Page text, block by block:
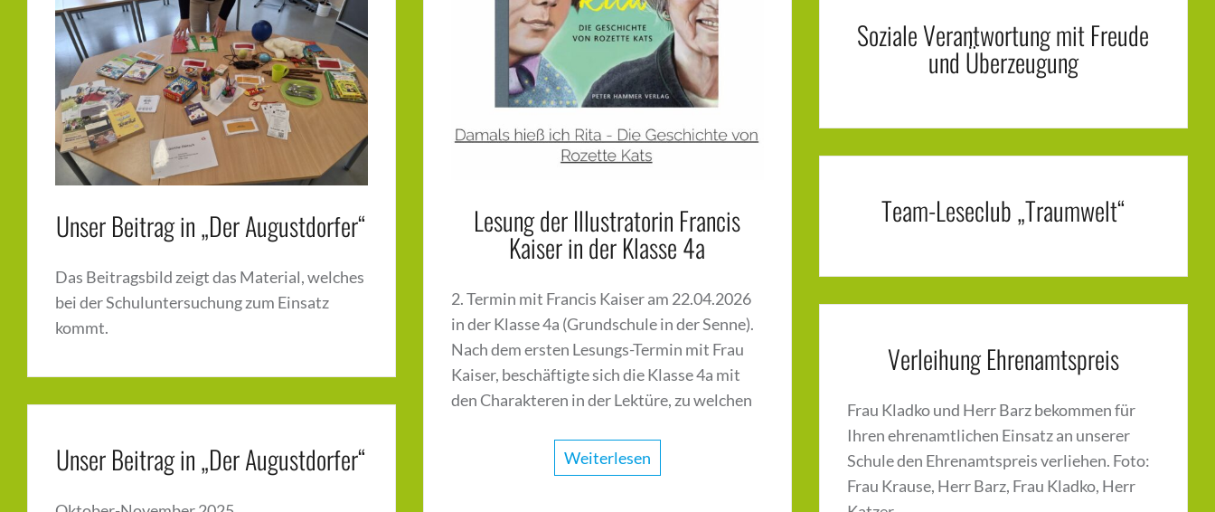
Lesung der Illustratorin Francis
Kaiser in der Klasse 4a
2. Termin mit Francis Kaiser am 22.04.2026
in der Klasse 4a (Grundschule in der Senne).
Nach dem ersten Lesungs-Termin mit Frau
Kaiser, beschäftigte sich die Klasse 4a mit
den Charakteren in der Lektüre, zu welchen
Weiterlesen
Soziale Verantwortung mit Freude
und Überzeugung
Unser Beitrag in „Der Augustdorfer“
Das Beitragsbild zeigt das Material, welches
bei der Schuluntersuchung zum Einsatz
kommt.
Team-Leseclub „Traumwelt“
Verleihung Ehrenamtspreis
Frau Kladko und Herr Barz bekommen für
Ihren ehrenamtlichen Einsatz an unserer
Schule den Ehrenamtspreis verliehen. Foto:
Frau Krause, Herr Barz, Frau Kladko, Herr
Unser Beitrag in „Der Augustdorfer“